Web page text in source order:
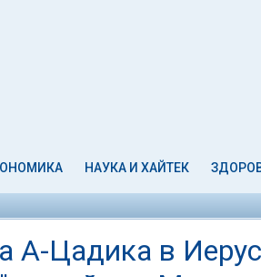
НАУКА И ХАЙТЕК
А-Цадика в